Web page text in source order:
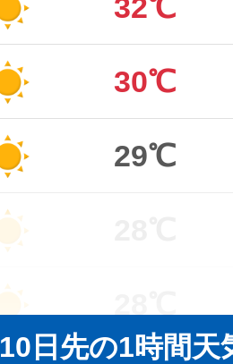
32℃
30℃
29℃
10日先の1時間天